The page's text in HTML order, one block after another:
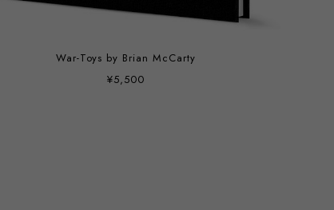
War-Toys by Brian McCarty
¥5,500